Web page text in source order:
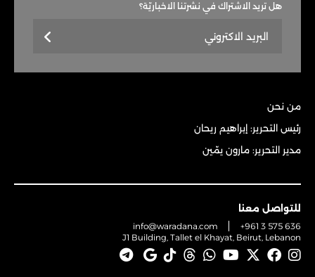
هل تريد الاشتراك في نشرتنا الاخباريّة؟
من نحن
رئيس التحرير: إبراهيم ريحان
مدير التحرير: مارون يمّين
للتواصل معنا
info@waradana.com
+961 3 575 636
J1 Building, Tallet el Khayat, Beirut, Lebanon